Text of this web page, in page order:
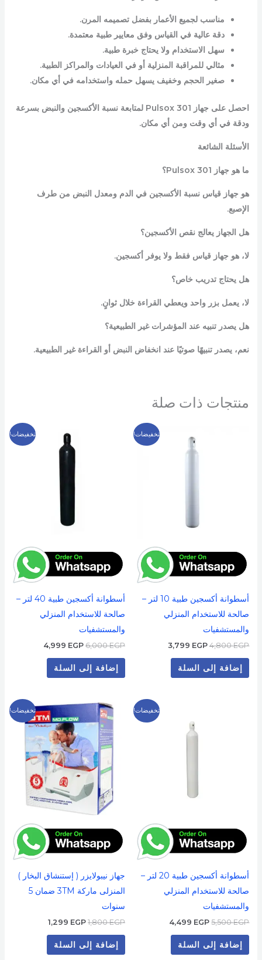
مناسب لجميع الأعمار بفضل تصميمه المرن.
دقة عالية في القياس وفق معايير طبية معتمدة.
سهل الاستخدام ولا يحتاج خبرة طبية.
مثالي للمراقبة المنزلية أو في العيادات والمراكز الطبية.
صغير الحجم وخفيف يسهل حمله واستخدامه في أي مكان.
احصل على جهاز Pulsox 301 لمتابعة نسبة الأكسجين والنبض بسرعة
ودقة في أي وقت ومن أي مكان.
الأسئلة الشائعة
ما هو جهاز Pulsox 301؟
هو جهاز قياس نسبة الأكسجين في الدم ومعدل النبض من طرف
الإصبع.
هل الجهاز يعالج نقص الأكسجين؟
لا، هو جهاز قياس فقط ولا يوفر أكسجين.
هل يحتاج تدريب خاص؟
لا، يعمل بزر واحد ويعطي القراءة خلال ثوانٍ.
هل يصدر تنبيه عند المؤشرات غير الطبيعية؟
نعم، يصدر تنبيهًا صوتيًا عند انخفاض النبض أو القراءة غير الطبيعية.
منتجات ذات صلة
تخفيضات!
أسطوانة أكسجين طبية 10 لتر –
صالحة للاستخدام المنزلي
والمستشفيات
4,800EGP
الأصلي
3,799 EGP
السعر
الحالي
إضافة إلى السلة
تخفيضات!
أسطوانة أكسجين طبية 40 لتر –
صالحة للاستخدام المنزلي
والمستشفيات
6,000EGP
الأصلي
هو:
6,000 EGP.
4,999 EGP
السعر
الحالي
إضافة إلى السلة
تخفيضات!
أسطوانة أكسجين طبية 20 لتر –
صالحة للاستخدام المنزلي
والمستشفيات
5,500EGP
5,500 EGP.
4,499 EGP
السعر
الحالي
إضافة إلى السلة
تخفيضات!
جهاز نيبولايزر ( إستنشاق البخار )
المنزلى ماركة 3TM ضمان 5
سنوات
1,800EGP
السعر
الأصلي
هو:
1,800 EGP.
1,299 EGP
السعر
الحالي
هو:
1,299 EGP.
إضافة إلى السلة